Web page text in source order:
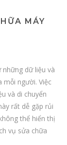
MÁY
dữ liệu và
mỗi người. Việc
và di chuyển
rất dễ gặp rủi
thể hiển thị
vụ sửa chữa